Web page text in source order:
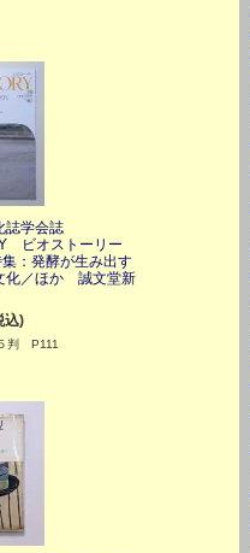
誌学会誌
ビオストーリー
：発酵が生み出す
化／ほか 誠文堂新
込)
判 P111